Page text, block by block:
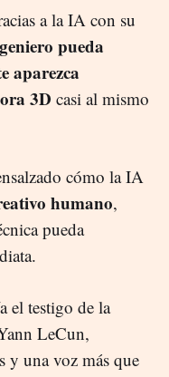
a la IA con su
pueda
aparezca
3D casi al mismo
cómo la IA
humano,
pueda
el testigo de la
LeCun,
y una voz más que